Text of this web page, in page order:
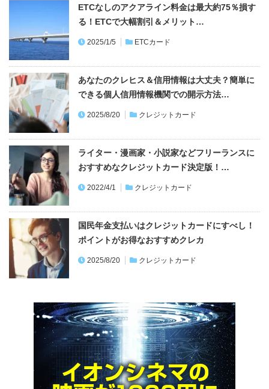
ETCなしのアクアライン料金は最大約75％損す
る！ETCで大幅割引＆メリット…
2025/1/5 ETCカード
あなたのクレヒス＆信用情報は大丈夫？簡単に
できる個人信用情報機関での開示方法…
2025/8/20 クレジットカード
ライター・漫画家・小説家などフリーランスに
おすすめなクレジットカード決定版！…
2022/4/1 クレジットカード
国民年金支払いはクレジットカードにすべし！
ポイントがお得なおすすめクレカ
2025/8/20 クレジットカード